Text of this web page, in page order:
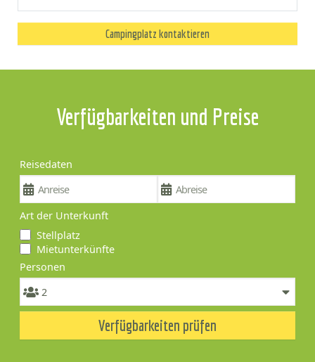
Campingplatz kontaktieren
Verfügbarkeiten und Preise
Reisedaten
Art der Unterkunft
Stellplatz
Mietunterkünfte
Personen
Verfügbarkeiten prüfen